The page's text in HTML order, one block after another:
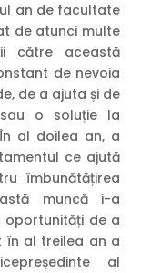
an de facultate
de atunci multe
către această
de nevoia
de a ajuta și de
o soluție la
al doilea an, a
ce ajută
îmbunătățirea
muncă i-a
oportunități de a
în al treilea an a
al